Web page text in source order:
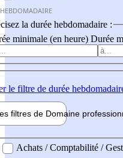
la durée hebdomadaire :
minimale (en heure) Durée
le filtre de durée
filtres de Domaine pro
professionel
Achats / Comptabilité /